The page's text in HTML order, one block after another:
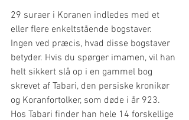
29 suraer i Koranen indledes med et
eller flere enkeltstående bogstaver.
Ingen ved præcis, hvad disse bogstaver
betyder. Hvis du spørger imamen, vil han
helt sikkert slå op i en gammel bog
skrevet af Tabari, den persiske kronikør
og Koranfortolker, som døde i år 923.
Hos Tabari finder han hele 14 forskellige